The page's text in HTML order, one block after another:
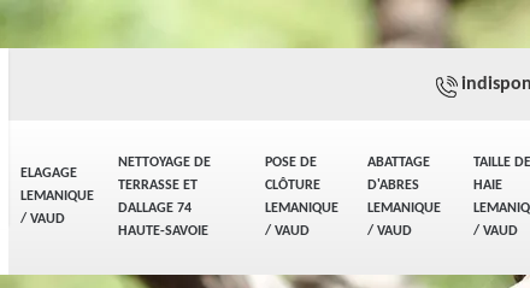
ELAGAGE
LEMANIQUE
/ VAUD
NETTOYAGE DE
TERRASSE ET
DALLAGE 74
HAUTE-SAVOIE
POSE DE
CLÔTURE
LEMANIQUE
/ VAUD
ABATTAGE
D'ABRES
LEMANIQUE
/ VAUD
TAILLE DE
HAIE
/ VAUD